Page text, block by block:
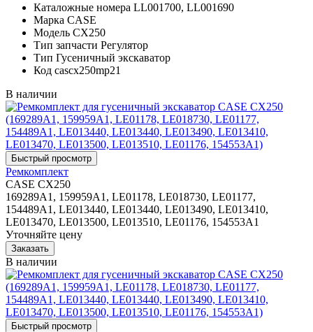
Каталожные номера LL001700, LL001690
Марка CASE
Модель CX250
Тип запчасти Регулятор
Тип Гусеничный экскаватор
Код cascx250mp21
В наличии
Ремкомплект
CASE CX250
169289A1, 159959A1, LE01178, LE018730, LE01177,
154489A1, LE013440, LE013440, LE013490, LE013410,
LE013470, LE013500, LE013510, LE01176, 154553A1
Уточняйте цену
В наличии